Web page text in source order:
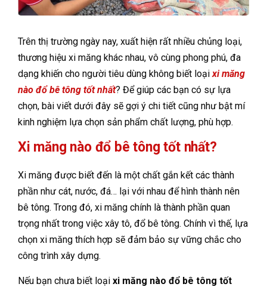
Trên thị trường ngày nay, xuất hiện rất nhiều chủng loại,
thương hiệu xi măng khác nhau, vô cùng phong phú, đa
dạng khiến cho người tiêu dùng không biết loạixi măng
nào đổ bê tông tốt nhất? Để giúp các bạn có sự lựa
chọn, bài viết dưới đây sẽ gợi ý chi tiết cũng như bật mí
kinh nghiệm lựa chọn sản phẩm chất lượng, phù hợp.
Xi măng nào đổ bê tông tốt nhất?
Xi măng được biết đến là một chất gắn kết các thành
phần như cát, nước, đá… lại với nhau để hình thành nên
bê tông. Trong đó, xi măng chính là thành phần quan
trọng nhất trong việc xây tô, đổ bê tông. Chính vì thế, lựa
chọn xi măng thích hợp sẽ đảm bảo sự vững chắc cho
công trình xây dựng.
Nếu bạn chưa biết loại xi măng nào đổ bê tông tốt